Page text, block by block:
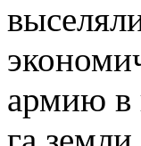
армию в